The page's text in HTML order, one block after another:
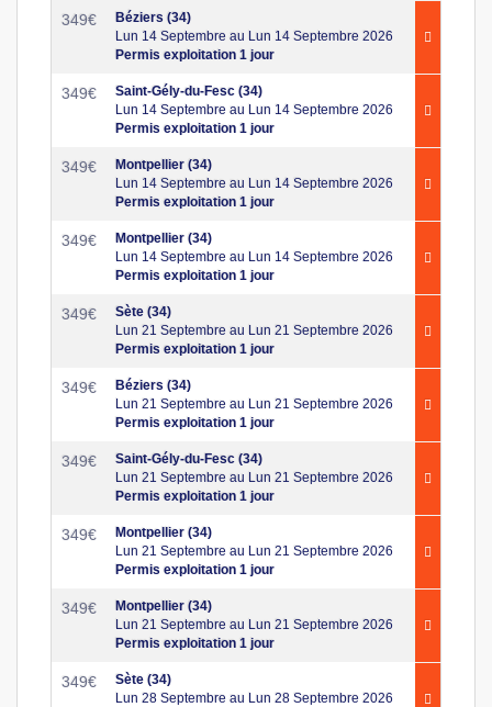
349€
Béziers (34)
Lun 14 Septembre au Lun 14 Septembre 2026
Permis exploitation 1 jour
349€
Saint-Gély-du-Fesc (34)
Lun 14 Septembre au Lun 14 Septembre 2026
Permis exploitation 1 jour
349€
Montpellier (34)
Lun 14 Septembre au Lun 14 Septembre 2026
Permis exploitation 1 jour
349€
Montpellier (34)
Lun 14 Septembre au Lun 14 Septembre 2026
Permis exploitation 1 jour
349€
Sète (34)
Lun 21 Septembre au Lun 21 Septembre 2026
Permis exploitation 1 jour
349€
Béziers (34)
Lun 21 Septembre au Lun 21 Septembre 2026
Permis exploitation 1 jour
349€
Saint-Gély-du-Fesc (34)
Lun 21 Septembre au Lun 21 Septembre 2026
Permis exploitation 1 jour
349€
Montpellier (34)
Lun 21 Septembre au Lun 21 Septembre 2026
Permis exploitation 1 jour
349€
Montpellier (34)
Lun 21 Septembre au Lun 21 Septembre 2026
Permis exploitation 1 jour
349€
Sète (34)
Lun 28 Septembre au Lun 28 Septembre 2026